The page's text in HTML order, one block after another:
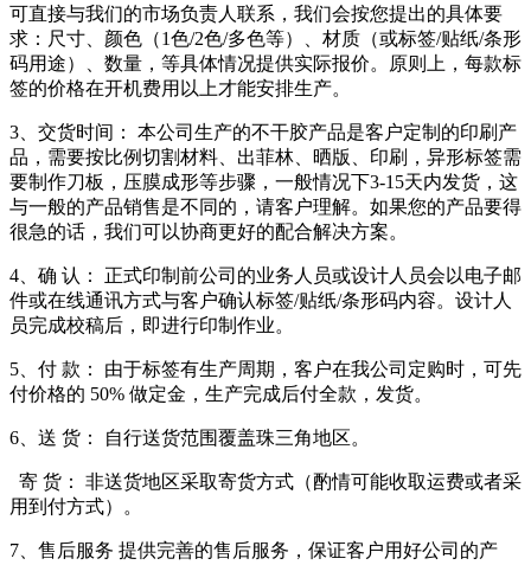
可直接与我们的市场负责人联系，我们会按您提出的具体要
求：尺寸、颜色（1色/2色/多色等）、材质（或标签/贴纸/条形
码用途）、数量，等具体情况提供实际报价。原则上，每款标
签的价格在开机费用以上才能安排生产。
3、交货时间： 本公司生产的不干胶产品是客户定制的印刷产
品，需要按比例切割材料、出菲林、晒版、印刷，异形标签需
要制作刀板，压膜成形等步骤，一般情况下3-15天内发货，这
与一般的产品销售是不同的，请客户理解。如果您的产品要得
很急的话，我们可以协商更好的配合解决方案。
4、确 认： 正式印制前公司的业务人员或设计人员会以电子邮
件或在线通讯方式与客户确认标签/贴纸/条形码内容。设计人
员完成校稿后，即进行印制作业。
5、付 款： 由于标签有生产周期，客户在我公司定购时，可先
付价格的 50% 做定金，生产完成后付全款，发货。
6、送 货： 自行送货范围覆盖珠三角地区。
寄 货： 非送货地区采取寄货方式（酌情可能收取运费或者采
用到付方式）。
7、售后服务 提供完善的售后服务，保证客户用好公司的产